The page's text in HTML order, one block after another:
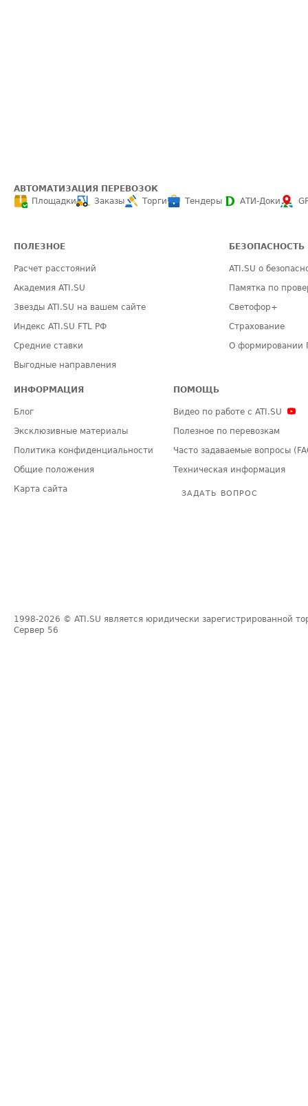
АВТОМАТИЗАЦИЯ ПЕРЕВОЗОК
Площадки
Заказы Торги Тендеры АТИ-Доки
ПОЛЕЗНОЕ
Расчет расстояний
Академия ATI.SU
Звезды ATI.SU на вашем сайте
Индекс ATI.SU FTL РФ
Средние ставки
Выгодные направления
БЕЗОПАСНОСТЬ
ATI.SU о
Памятка по
Светофор+
Страхование
О формировании
ИНФОРМАЦИЯ
Блог
Эксклюзивные материалы
Политика конфиденциальности
Общие положения
Карта сайта
ПОМОЩЬ
Видео по работе с ATI.SU
Полезное по перевозкам
Часто задаваемые вопросы
Техническая информация
ЗАДАТЬ ВОПРОС
1998-2026 © ATI.SU является юридически зарегистрированной
Сервер 56